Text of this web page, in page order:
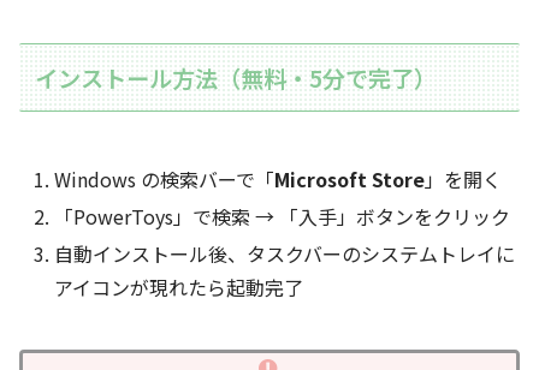
インストール方法（無料・5分で完了）
Windows の検索バーで「Microsoft Store」を開く
「PowerToys」で検索 → 「入手」ボタンをクリック
自動インストール後、タスクバーのシステムトレイに
アイコンが現れたら起動完了